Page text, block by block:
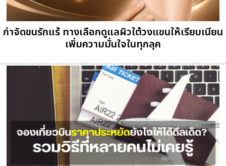
กำจัดขนรักแร้ ทางเลือกดูแลผิวใต้วงแขนให้เรียบเนียน
เพิ่มความมั่นใจในทุกลุค